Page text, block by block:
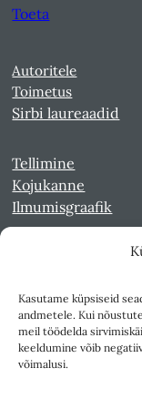
Kasutame küpsiseid
andmetele. Kui
meil töödelda
keeldumine võib
võimalusi.
Toeta
Autoritele
Toimetus
Sirbi laureaadid
Tellimine
Kojukanne
Ilmumisgraafik
Kultuurileht 1994-
Reede 1989-1990
Sirp ja Vasar 1940-